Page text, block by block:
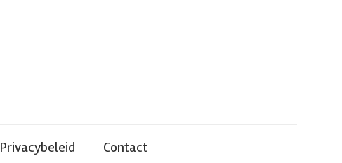
Privacybeleid Contact